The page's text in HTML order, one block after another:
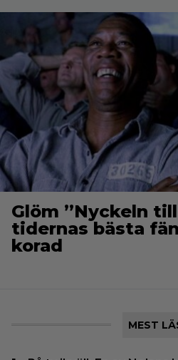
Glöm ”Nyckeln
tidernas bästa
korad
MEST